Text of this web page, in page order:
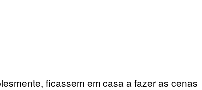
ficassem em casa a fazer as cenas